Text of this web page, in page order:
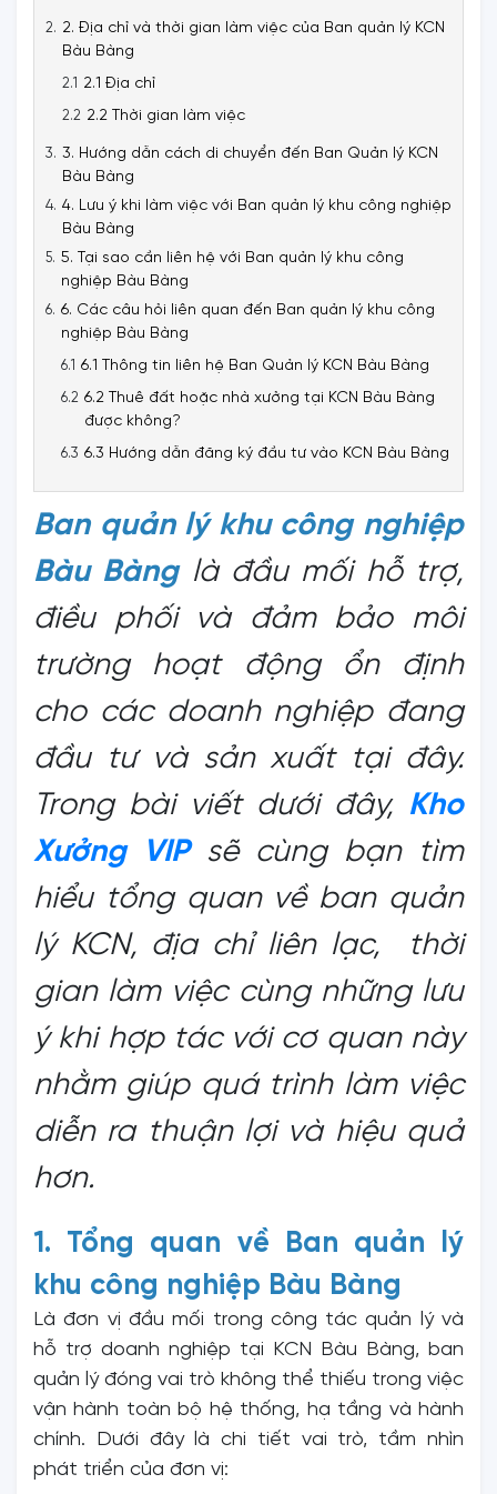
2. Địa chỉ và thời gian làm việc của Ban quản lý KCN
Bàu Bàng
2.1 Địa chỉ
2.2 Thời gian làm việc
3. Hướng dẫn cách di chuyển đến Ban Quản lý KCN
Bàu Bàng
4. Lưu ý khi làm việc với Ban quản lý khu công nghiệp
Bàu Bàng
5. Tại sao cần liên hệ với Ban quản lý khu công
nghiệp Bàu Bàng
6. Các câu hỏi liên quan đến Ban quản lý khu công
nghiệp Bàu Bàng
6.1 Thông tin liên hệ Ban Quản lý KCN Bàu Bàng
6.2 Thuê đất hoặc nhà xưởng tại KCN Bàu Bàng
được không?
6.3 Hướng dẫn đăng ký đầu tư vào KCN Bàu Bàng
Ban quản lý khu công nghiệp
Bàu Bànglà đầu mối hỗ trợ,
điều phối và đảm bảo môi
trường hoạt động ổn định
cho các doanh nghiệp đang
đầu tư và sản xuất tại đây.
Trong bài viết dưới đây, Kho
Xưởng VIP sẽ cùng bạn tìm
hiểu tổng quan về ban quản
lý KCN, địa chỉ liên lạc, thời
gian làm việc cùng những lưu
ý khi hợp tác với cơ quan này
nhằm giúp quá trình làm việc
diễn ra thuận lợi và hiệu quả
hơn.
1. Tổng quan về Ban quản lý
khu công nghiệp Bàu Bàng
Là đơn vị đầu mối trong công tác quản lý và
hỗ trợ doanh nghiệp tại KCN Bàu Bàng, ban
quản lý đóng vai trò không thể thiếu trong việc
vận hành toàn bộ hệ thống, hạ tầng và hành
chính. Dưới đây là chi tiết vai trò, tầm nhìn
phát triển của đơn vị: